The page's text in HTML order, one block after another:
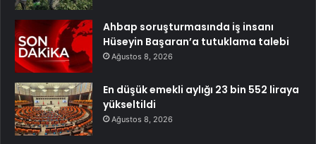
Ahbap soruşturmasında iş insanı
Hüseyin Başaran’a tutuklama talebi
Ağustos 8, 2026
En düşük emekli aylığı 23 bin 552 liraya
yükseltildi
Ağustos 8, 2026